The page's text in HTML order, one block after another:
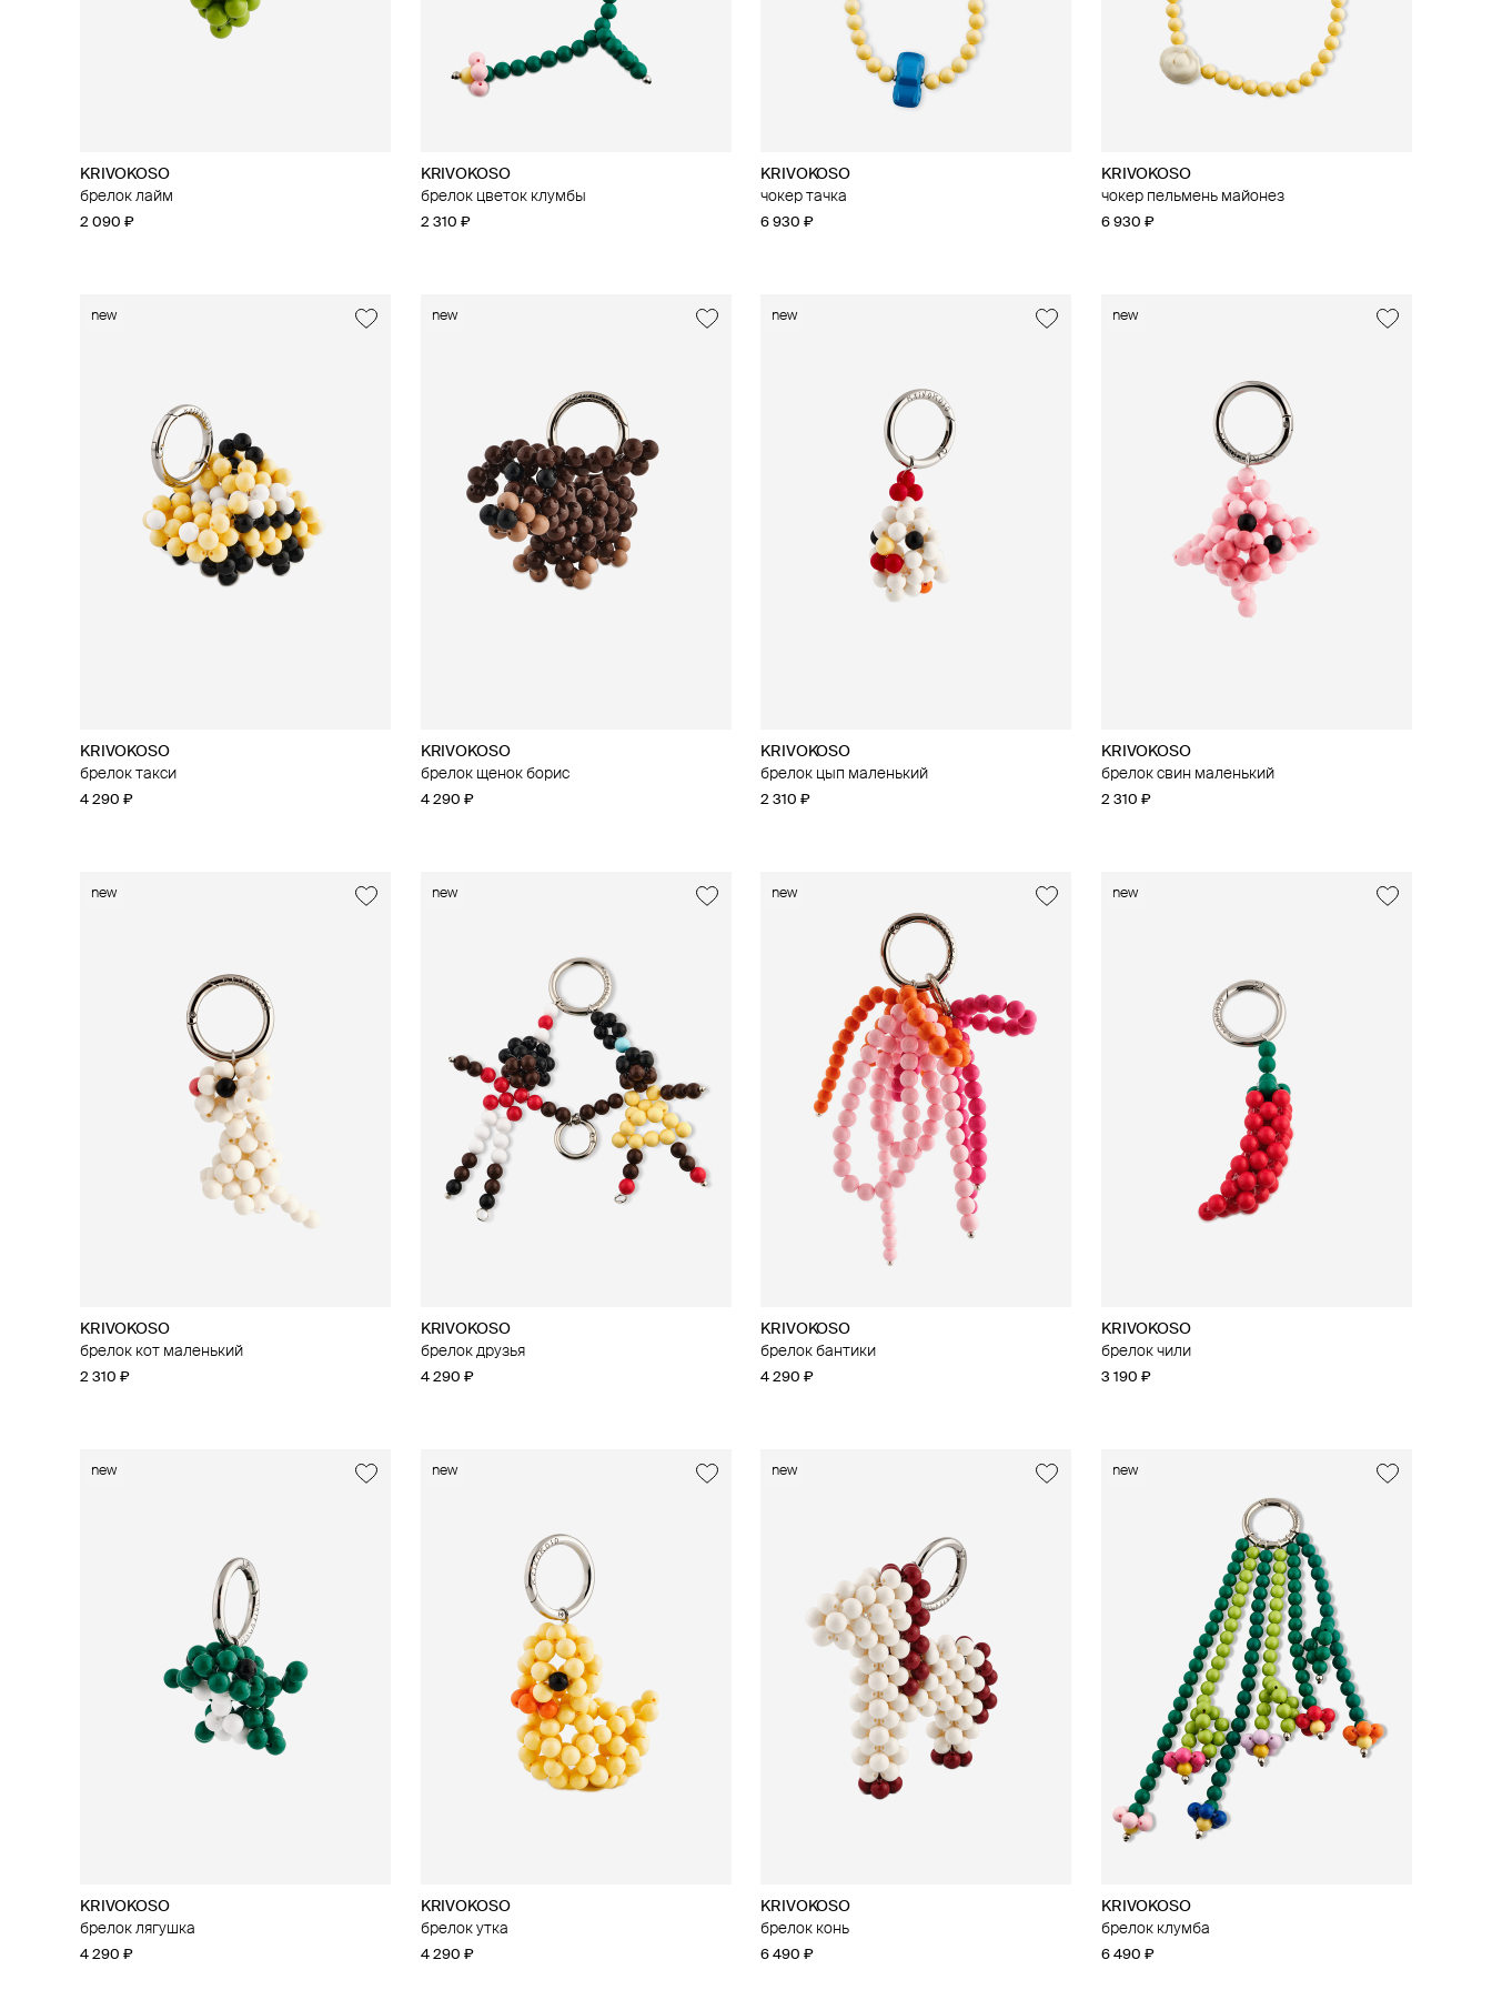
KRIVOKOSO
брелок лайм
2 090 ₽
KRIVOKOSO
брелок цветок клумбы
2 310 ₽
KRIVOKOSO
чокер тачка
6 930 ₽
KRIVOKOSO
чокер пельмень майонез
6 930 ₽
new
KRIVOKOSO
брелок такси
4 290 ₽
new
KRIVOKOSO
брелок щенок борис
4 290 ₽
new
KRIVOKOSO
брелок цып маленький
2 310 ₽
new
KRIVOKOSO
брелок свин маленький
2 310 ₽
new
KRIVOKOSO
брелок кот маленький
2 310 ₽
new
KRIVOKOSO
брелок друзья
4 290 ₽
new
KRIVOKOSO
брелок бантики
4 290 ₽
new
KRIVOKOSO
брелок чили
3 190 ₽
new
KRIVOKOSO
брелок лягушка
4 290 ₽
new
KRIVOKOSO
брелок утка
4 290 ₽
new
KRIVOKOSO
брелок конь
6 490 ₽
new
KRIVOKOSO
брелок клумба
6 490 ₽